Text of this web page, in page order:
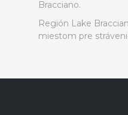
Bracciano.
Región Lake
miestom pre